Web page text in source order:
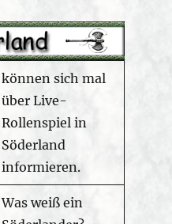
können sich mal
über Live-
Rollenspiel in
Söderland
informieren.
Was weiß ein